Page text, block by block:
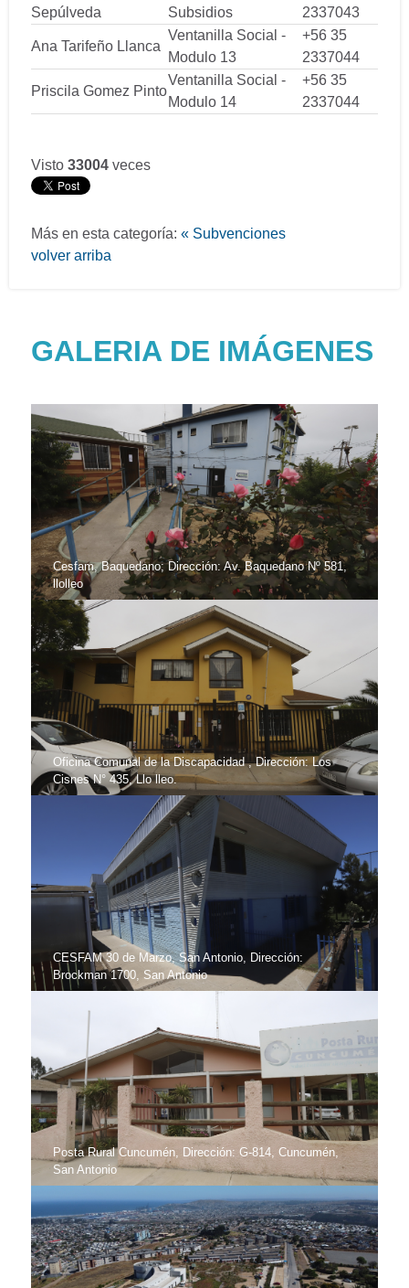
Sepúlveda
Subsidios
2337043
Ana Tarifeño Llanca
Ventanilla Social -
Modulo 13
+56 35
2337044
Priscila Gomez Pinto
Ventanilla Social -
Modulo 14
+56 35
2337044
Visto 33004 veces
Más en esta categoría: « Subvenciones
volver arriba
GALERIA DE IMÁGENES
Cesfam, Baquedano; Dirección: Av. Baquedano Nº 581,
llolleo
Oficina Comunal de la Discapacidad , Dirección: Los
Cisnes N° 435, Llo lleo.
CESFAM 30 de Marzo, San Antonio, Dirección:
Brockman 1700, San Antonio
Posta Rural Cuncumén, Dirección: G-814, Cuncumén,
San Antonio